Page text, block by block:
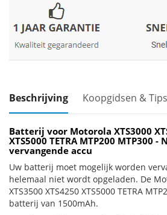
Beschrijving Koopgidsen & Tips
Batterij voor Motorola XTS3000
XTS5000 TETRA MTP200 MTP300 -
vervangende accu
Uw batterij moet mogelijk worden
helemaal niet wordt opgeladen. De
XTS3500 XTS4250 XTS5000 TETRA
batterij van 1500mAh.